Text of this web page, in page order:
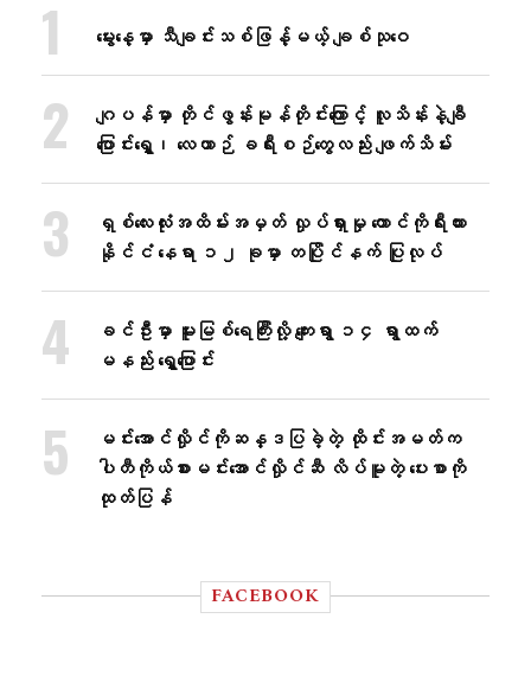
မွေးနေ့မှာ သီချင်းသစ်ဖြန့်မယ့် ချစ်သုဝေ
ဂျပန်မှာ တိုင်ဖွန်းမုန်တိုင်းကြောင့် လူသိန်းနဲ့ချီ
ပြောင်းရွှေ့၊ လေယာဉ် ခရီးစဉ်တွေလည်း ဖျက်သိမ်း
ရှစ်လေးလုံးအထိမ်းအမှတ် လှုပ်ရှားမှု တောင်ကိုရီးယား
နိုင်ငံ နေရာ ၁၂ ခုမှာ တပြိုင်နက် ပြုလုပ်
ခင်ဦးမှာ မူးမြစ်ရေကြီးလို့ ကျေးရွာ ၁၄ ရွာထက်
မနည်း ရွှေ့ပြောင်း
မင်းအောင်လှိုင်ကိုဆန္ဒပြခဲ့တဲ့ ထိုင်းအမတ်က
ပါတီကိုယ်စားမင်းအောင်လှိုင်ဆီ လိပ်မူတဲ့ ပေးစာကို
ထုတ်ပြန်
FACEBOOK